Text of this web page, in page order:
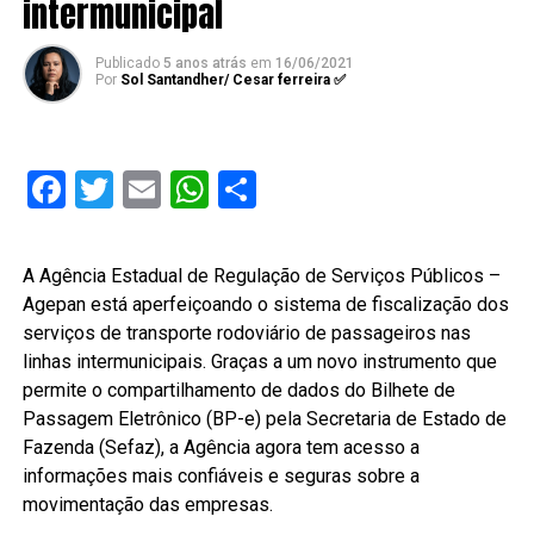
intermunicipal
Publicado 5 anos atrás em 16/06/2021
Por Sol Santandher/ Cesar ferreira ✅
Facebook
Twitter
EmailWhatsApp
Share
A Agência Estadual de Regulação de Serviços Públicos –
Agepan está aperfeiçoando o sistema de fiscalização dos
serviços de transporte rodoviário de passageiros nas
linhas intermunicipais. Graças a um novo instrumento que
permite o compartilhamento de dados do Bilhete de
Passagem Eletrônico (BP-e) pela Secretaria de Estado de
Fazenda (Sefaz), a Agência agora tem acesso a
informações mais confiáveis e seguras sobre a
movimentação das empresas.